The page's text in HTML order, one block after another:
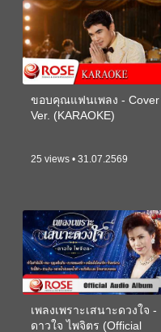
ขอบคุณแฟนเพลง - Cover
Ver. (KARAOKE)
25 views • 31.07.2569
เพลงเพราะเสนาะดวงใจ -
ดาวใจ ไพจิตร (Official